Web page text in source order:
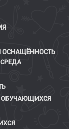
ОСНАЩЁННОСТЬ
ОБУЧАЮЩИХСЯ